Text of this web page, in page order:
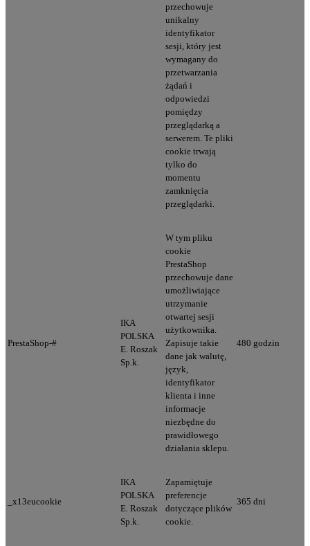
przechowuje
unikalny
identyfikator
sesji, który jest
wymagany do
przetwarzania
żądań i
odpowiedzi
pomiędzy
przeglądarką a
serwerem. Te pliki
cookie trwają
tylko do
momentu
zamknięcia
przeglądarki.
PrestaShop-#
IKA
POLSKA
E. Roszak
Sp.k.
W tym pliku
cookie
PrestaShop
przechowuje dane
umożliwiające
utrzymanie
otwartej sesji
użytkownika.
Zapisuje takie
dane jak walutę,
język,
identyfikator
klienta i inne
informacje
niezbędne do
prawidłowego
działania sklepu.
480 godzin
_x13eucookie
IKA
POLSKA
E. Roszak
Sp.k.
Zapamiętuje
preferencje
dotyczące plików
cookie.
365 dni